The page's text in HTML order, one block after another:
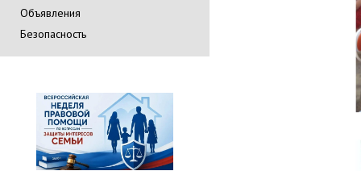
Объявления
Безопасность